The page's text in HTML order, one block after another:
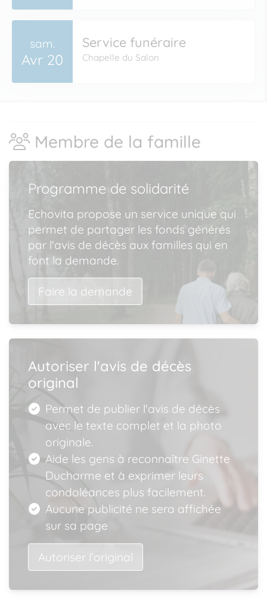
sam.
Avr 20
Service funéraire
Chapelle du Salon
Membre de la famille
Programme de solidarité
Echovita propose un service unique qui
permet de partager les fonds générés
par l'avis de décès aux familles qui en
font la demande.
Faire la demande
Autoriser l'avis de décès
original
Permet de publier l'avis de décès
avec le texte complet et la photo
originale.
Aide les gens à reconnaître Ginette
Ducharme et à exprimer leurs
condoléances plus facilement.
Aucune publicité ne sera affichée
sur sa page
Autoriser l'original